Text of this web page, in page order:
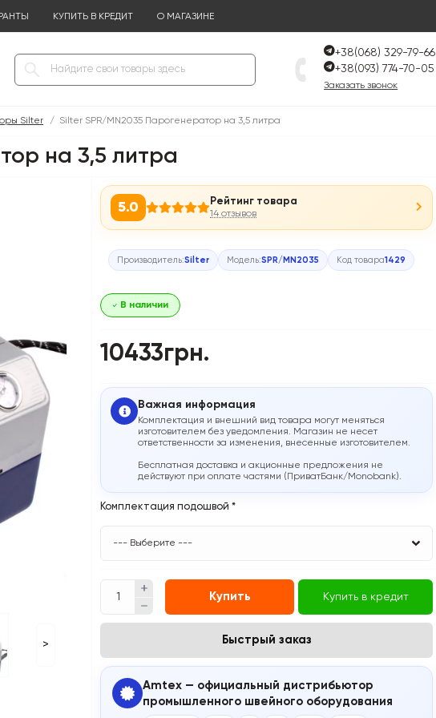
КУПИТЬ В КРЕДИТ О МАГАЗИНЕ
+38(068) 329-79-66
+38(093) 774-70-05
Заказать звонок
Silter Silter SPR/MN2035 Парогенератор на 3,5 литра
на 3,5 литра
>
5.0 Рейтинг товара
14 отзывов
Производитель:Silter Модель:SPR/MN2035 Код товара1429
В наличии
10433грн.
Важная информация
Комплектация и внешний вид товара могут меняться
изготовителем без уведомления. Магазин не несет
ответственности за изменения, внесенные изготовителем.
Бесплатная доставка и акционные предложения не
действуют при оплате частями (ПриватБанк/Monobank).
Комплектация подошвой *
Купить Купить в кредит
Быстрый заказ
Amtex — официальный дистрибьютор
промышленного швейного оборудования